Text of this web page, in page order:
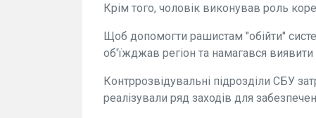
Крім того, чоловік виконував роль
Щоб допомогти рашистам "обійти"
об'їжджав регіон та намагався виявити
Контррозвідувальні підрозділи СБУ
реалізували ряд заходів для